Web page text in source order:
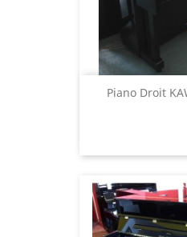
Piano Droit